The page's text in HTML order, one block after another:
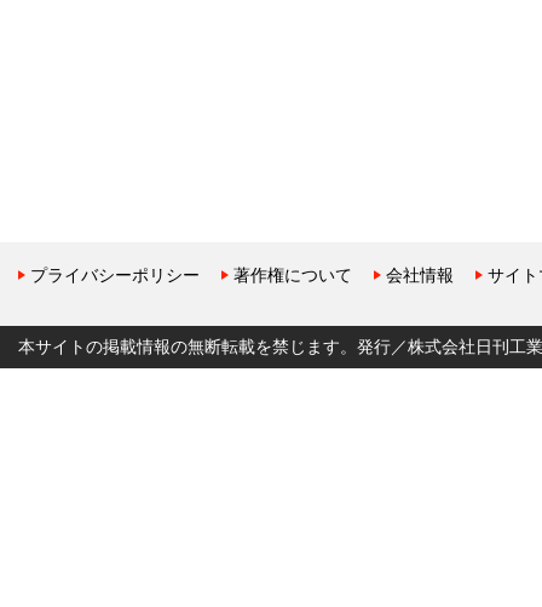
プライバシーポリシー 著作権について 会社情報 サイ
本サイトの掲載情報の無断転載を禁じます。発行／株式会社日刊